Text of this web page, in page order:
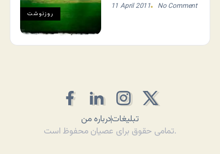
روزنوشت
11 April 2011 No Comment
درباره منتبلیغات
تمامی حقوق برای عصیان محفوظ است.